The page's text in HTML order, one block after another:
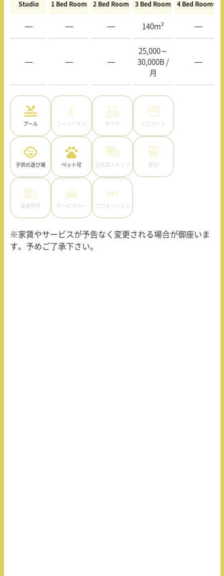
Studio 1 Bed Room 2 Bed Room 3 Bed Room 4 Bed Room〜
— — — 140m² —
— — —
25,000～
30,000B /
月
—
プール フィットネス サウナ ミニマート
子供の遊び場 ペット可 日本語スタッフ 駅近
高層物件 サービスカー プロモーション
※家賃やサービスが予告なく変更される場合が御座いま
す。予めご了承下さい。